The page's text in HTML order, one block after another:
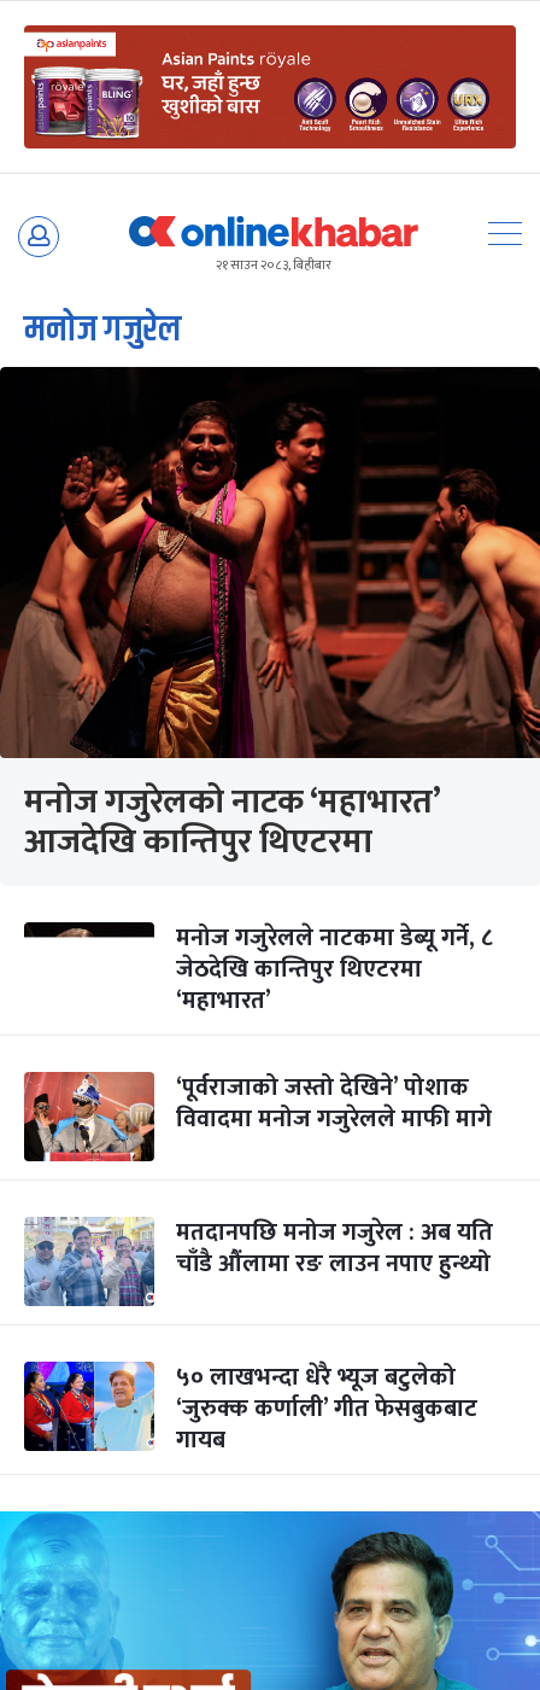
Skip
२१ साउन २०८३, बिहीबार
मनोज गजुरेल
मनोज गजुरेलको नाटक ‘महाभारत’
आजदेखि कान्तिपुर थिएटरमा
मनोज गजुरेलले नाटकमा डेब्यू गर्ने, ८
जेठदेखि कान्तिपुर थिएटरमा
‘महाभारत’
‘पूर्वराजाको जस्तो देखिने’ पोशाक
विवादमा मनोज गजुरेलले माफी मागे
मतदानपछि मनोज गजुरेल : अब यति
चाँडै औंलामा रङ लाउन नपाए हुन्थ्यो
५० लाखभन्दा धेरै भ्यूज बटुलेको
‘जुरुक्क कर्णाली’ गीत फेसबुकबाट
गायब